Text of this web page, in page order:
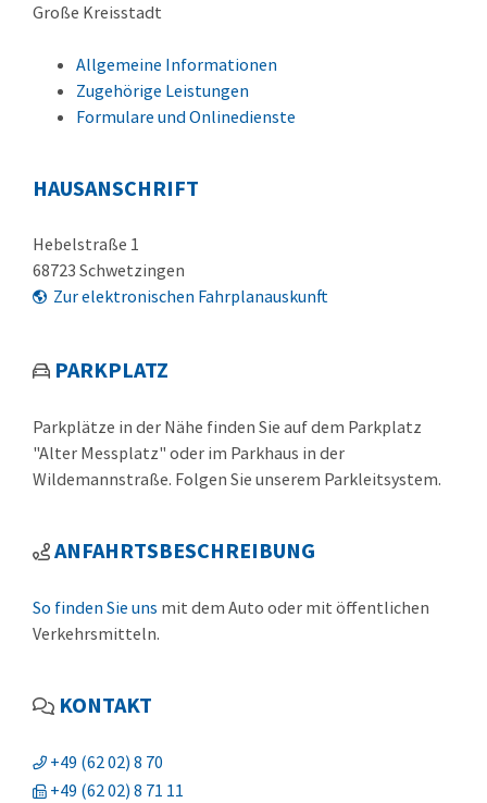
Große Kreisstadt
Allgemeine Informationen
Zugehörige Leistungen
Formulare und Onlinedienste
HAUSANSCHRIFT
Hebelstraße 1
68723 Schwetzingen
Zur elektronischen Fahrplanauskunft
PARKPLATZ
Parkplätze in der Nähe finden Sie auf dem Parkplatz
"Alter Messplatz" oder im Parkhaus in der
Wildemannstraße. Folgen Sie unserem Parkleitsystem.
ANFAHRTSBESCHREIBUNG
So finden Sie uns mit dem Auto oder mit öffentlichen
Verkehrsmitteln.
KONTAKT
+49 (6202) 8 70
+49 (6202) 8 71 11